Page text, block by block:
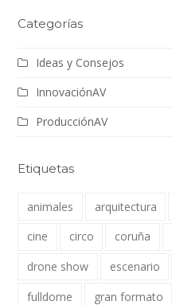
Categorías
Ideas y Consejos
InnovaciónAV
ProducciónAV
Etiquetas
animales arquitectura
cine
circo coruña
drone show
escenario
fulldome
gran formato